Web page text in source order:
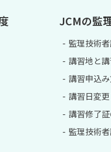
JCMの監
監理技術
講習地と
講習申込
講習日変
講習修了
監理技術